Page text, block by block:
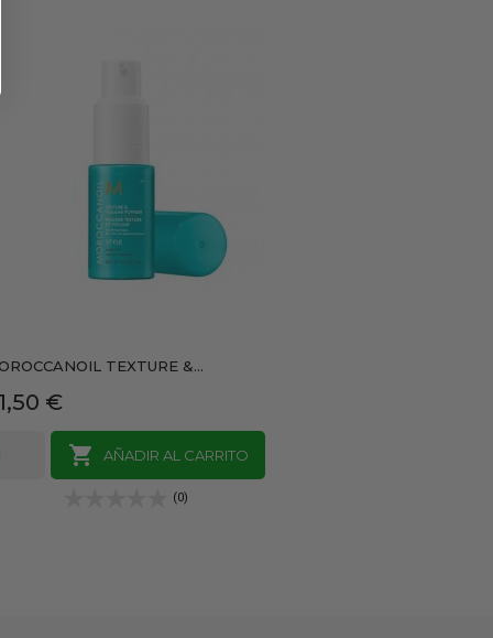
TEXTURE &...
€

AÑADIR AL CARRITO
(0)